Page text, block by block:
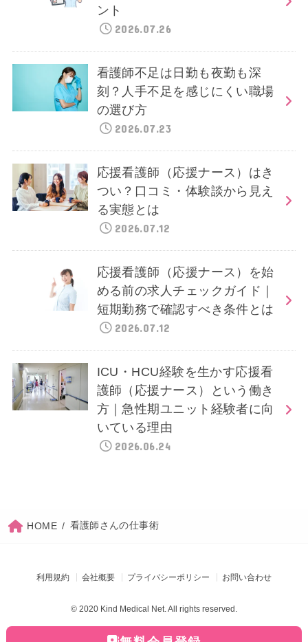
ント
2026.07.26
看護師不足は日勤も夜勤も深
刻？人手不足を感じにくい職場
の選び方
2026.07.23
応援看護師（応援ナース）はき
つい？口コミ・体験談から見え
る実態とは
2026.07.12
応援看護師（応援ナース）を始
める前の求人チェックガイド｜
短期勤務で確認すべき条件とは
2026.07.12
ICU・HCU経験を生かす応援看
護師（応援ナース）という働き
方｜急性期ユニット経験者に向
いている理由
2026.06.24
HOME 看護師さんの仕事術
利用規約 会社概要 プライバシーポリシー お問い合わせ
© 2020 Kind Medical Net. All rights reserved.